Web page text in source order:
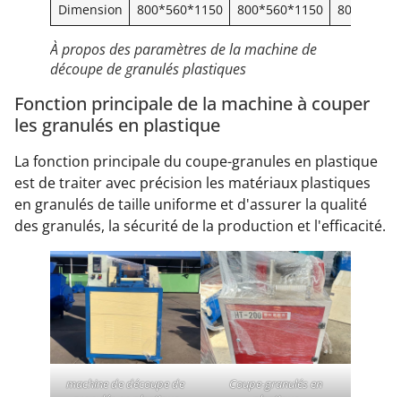
Dimension 800*560*1150 800*560*1150
À propos des paramètres de la machine de
découpe de granulés plastiques
Fonction principale de la machine à couper
les granulés en plastique
La fonction principale du coupe-granules en plastique
est de traiter avec précision les matériaux plastiques
en granulés de taille uniforme et d'assurer la qualité
des granulés, la sécurité de la production et l'efficacité.
machine de découpe de
Coupe-granulés en